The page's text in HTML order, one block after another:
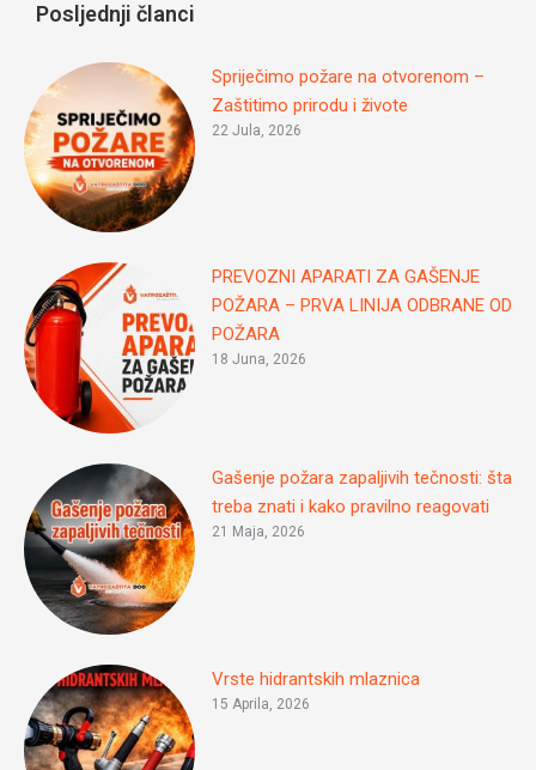
Posljednji članci
Spriječimo požare na otvorenom –
Zaštitimo prirodu i živote
22 Jula, 2026
PREVOZNI APARATI ZA GAŠENJE
POŽARA – PRVA LINIJA ODBRANE OD
POŽARA
18 Juna, 2026
Gašenje požara zapaljivih tečnosti: šta
treba znati i kako pravilno reagovati
21 Maja, 2026
Vrste hidrantskih mlaznica
15 Aprila, 2026